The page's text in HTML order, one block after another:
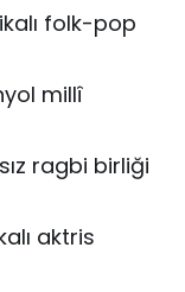
folk-pop
millî
ragbi birliği
aktris